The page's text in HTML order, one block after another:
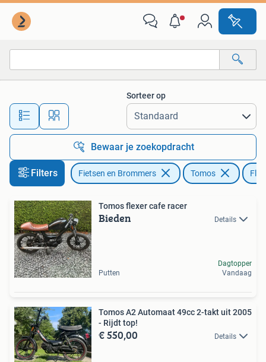
Alle afstanden…
Sorteer op
Bewaar je zoekopdracht
Filters Fietsen en Brommers Tomos
Tomos flexer cafe racer
Bieden Details
Putten
Dagtopper
Vandaag
Tomos A2 Automaat 49cc 2-takt uit 2005
- Rijdt top!
€ 550,00 Details